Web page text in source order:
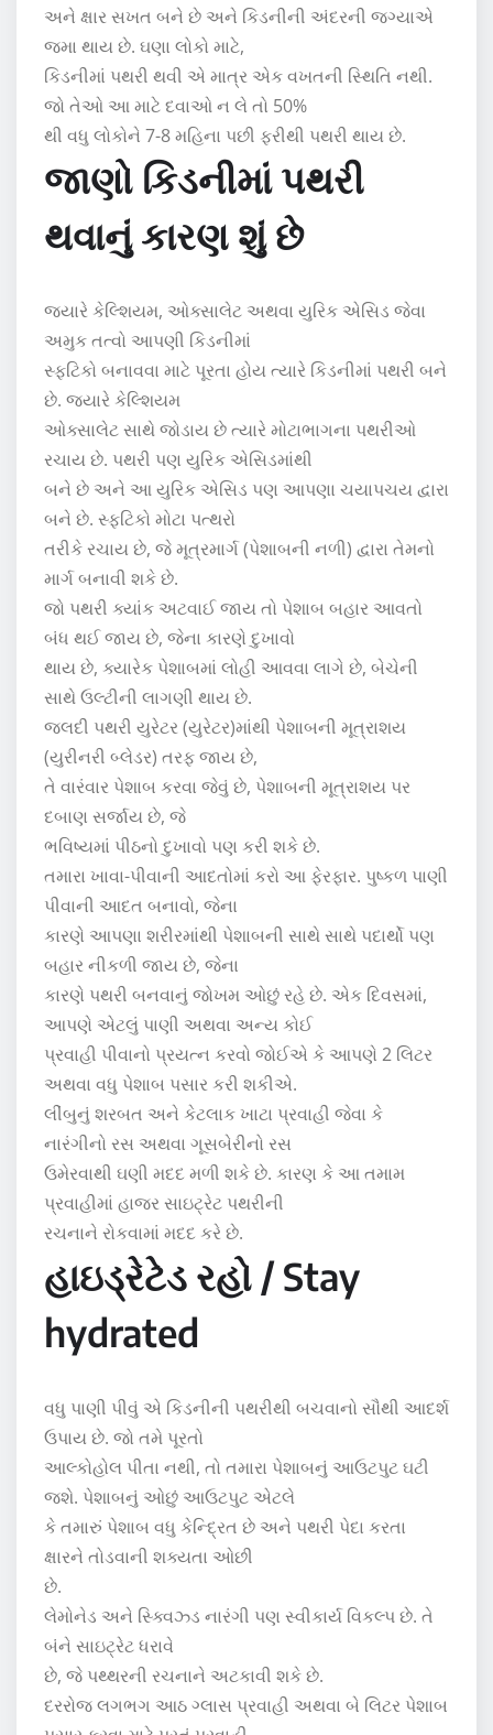
અને ક્ષાર સખત બને છે અને કિડનીની અંદરની જગ્યાએ
જમા થાય છે. ઘણા લોકો માટે,
કિડનીમાં પથરી થવી એ માત્ર એક વખતની સ્થિતિ નથી.
જો તેઓ આ માટે દવાઓ ન લે તો 50%
થી વધુ લોકોને 7-8 મહિના પછી ફરીથી પથરી થાય છે.
જાણો કિડનીમાં પથરી
થવાનું કારણ શું છે
જ્યારે કેલ્શિયમ, ઓક્સાલેટ અથવા યુરિક એસિડ જેવા
અમુક તત્વો આપણી કિડનીમાં
સ્ફટિકો બનાવવા માટે પૂરતા હોય ત્યારે કિડનીમાં પથરી બને
છે. જ્યારે કેલ્શિયમ
ઓક્સાલેટ સાથે જોડાય છે ત્યારે મોટાભાગના પથરીઓ
રચાય છે. પથરી પણ યુરિક એસિડમાંથી
બને છે અને આ યુરિક એસિડ પણ આપણા ચયાપચય દ્વારા
બને છે. સ્ફટિકો મોટા પત્થરો
તરીકે રચાય છે, જે મૂત્રમાર્ગ (પેશાબની નળી) દ્વારા તેમનો
માર્ગ બનાવી શકે છે.
જો પથરી ક્યાંક અટવાઈ જાય તો પેશાબ બહાર આવતો
બંધ થઈ જાય છે, જેના કારણે દુખાવો
થાય છે, ક્યારેક પેશાબમાં લોહી આવવા લાગે છે, બેચેની
સાથે ઉલ્ટીની લાગણી થાય છે.
જલદી પથરી યુરેટર (યુરેટર)માંથી પેશાબની મૂત્રાશય
(યુરીનરી બ્લેડર) તરફ જાય છે,
તે વારંવાર પેશાબ કરવા જેવું છે, પેશાબની મૂત્રાશય પર
દબાણ સર્જાય છે, જે
ભવિષ્યમાં પીઠનો દુખાવો પણ કરી શકે છે.
તમારા ખાવા-પીવાની આદતોમાં કરો આ ફેરફાર. પુષ્કળ પાણી
પીવાની આદત બનાવો, જેના
કારણે આપણા શરીરમાંથી પેશાબની સાથે સાથે પદાર્થો પણ
બહાર નીકળી જાય છે, જેના
કારણે પથરી બનવાનું જોખમ ઓછું રહે છે. એક દિવસમાં,
આપણે એટલું પાણી અથવા અન્ય કોઈ
પ્રવાહી પીવાનો પ્રયત્ન કરવો જોઈએ કે આપણે 2 લિટર
અથવા વધુ પેશાબ પસાર કરી શકીએ.
લીંબુનું શરબત અને કેટલાક ખાટા પ્રવાહી જેવા કે
નારંગીનો રસ અથવા ગૂસબેરીનો રસ
ઉમેરવાથી ઘણી મદદ મળી શકે છે. કારણ કે આ તમામ
પ્રવાહીમાં હાજર સાઇટ્રેટ પથરીની
રચનાને રોકવામાં મદદ કરે છે.
હાઇડ્રેટેડ રહો / Stay
hydrated
વધુ પાણી પીવું એ કિડનીની પથરીથી બચવાનો સૌથી આદર્શ
ઉપાય છે. જો તમે પૂરતો
આલ્કોહોલ પીતા નથી, તો તમારા પેશાબનું આઉટપુટ ઘટી
જશે. પેશાબનું ઓછું આઉટપુટ એટલે
કે તમારું પેશાબ વધુ કેન્દ્રિત છે અને પથરી પેદા કરતા
ક્ષારને તોડવાની શક્યતા ઓછી
છે.
લેમોનેડ અને સ્ક્વિઝ્ડ નારંગી પણ સ્વીકાર્ય વિકલ્પ છે. તે
બંને સાઇટ્રેટ ધરાવે
છે, જે પથ્થરની રચનાને અટકાવી શકે છે.
દરરોજ લગભગ આઠ ગ્લાસ પ્રવાહી અથવા બે લિટર પેશાબ